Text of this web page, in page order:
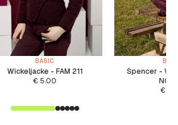
BASIC
Wickeljacke - FAM 211
€ 5.00
Spencer -
€